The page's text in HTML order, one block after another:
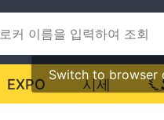
Switch to browser
EXPO 시세